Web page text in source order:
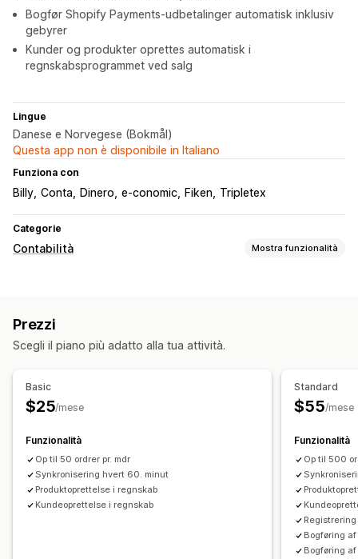
Bogfør Shopify Payments-udbetalinger automatisk inklusiv
gebyrer
Kunder og produkter oprettes automatisk i
regnskabsprogrammet ved salg
Lingue
Danese e Norvegese (Bokmål)
Questa app non è disponibile in Italiano
Funziona con
Billy Conta Dinero e-conomic Fiken Tripletex
Categorie
Contabilità Mostra funzionalità
Aggiornamenti delle scorte
Scorte e prodotto
Prezzi
Scegli il piano più adatto alla tua attività.
Basic
$25/mese
Funzionalità
Op til 50 ordrer pr. mdr
Synkronisering hvert 60. minut
Produktoprettelse i regnskab
Kundeoprettelse i regnskab
Standard
$55/mese
Funzionalità
Op til 500
Bogføring
Bogføring